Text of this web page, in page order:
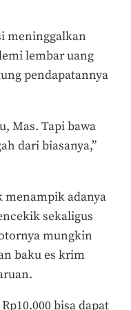
meninggalkan
lembar uang
pendapatannya
Mas. Tapi bawa
dari biasanya,”
menampik adanya
sekaligus
mungkin
baku es krim
bisa dapat